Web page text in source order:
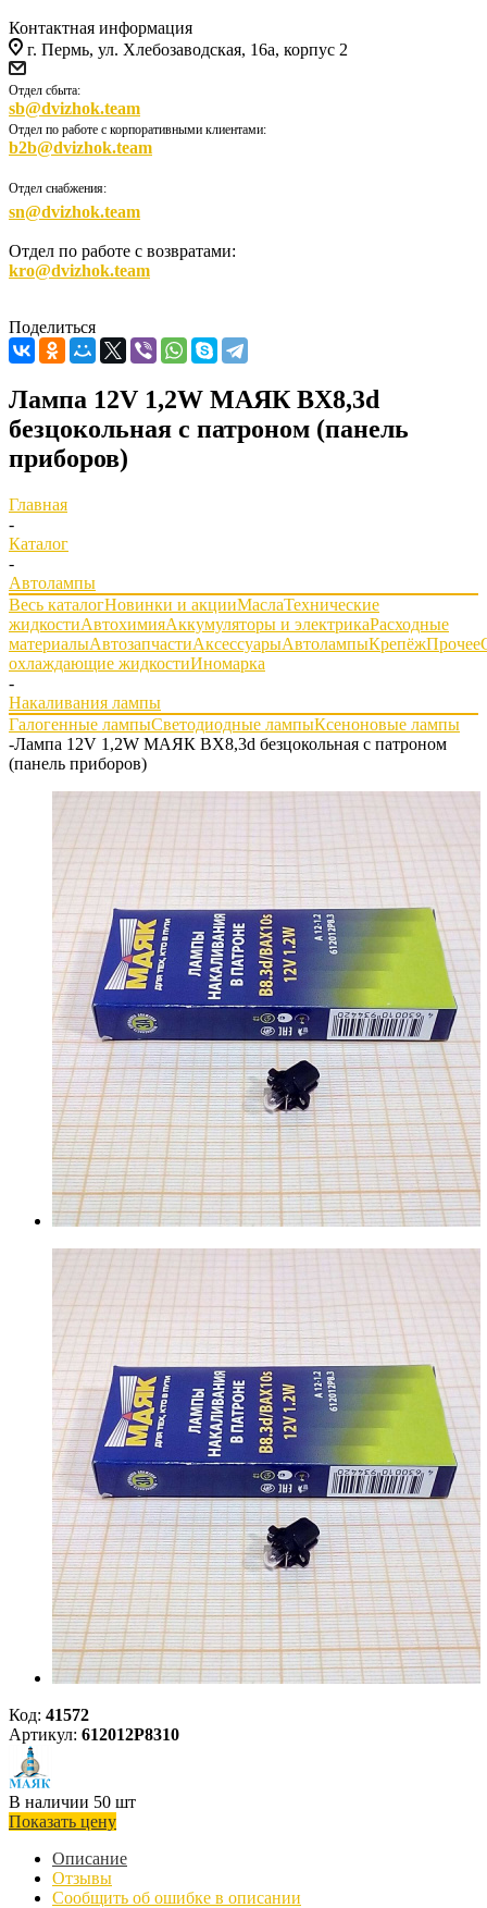
Контактная информация
г. Пермь, ул. Хлебозаводская, 16а, корпус 2
Отдел сбыта:
sb@dvizhok.team
Отдел по работе с корпоративными клиентами:
b2b@dvizhok.team
Отдел снабжения:
sn@dvizhok.team
Отдел по работе с возвратами:
kro@dvizhok.team
Поделиться
Лампа 12V 1,2W МАЯК BX8,3d
безцокольная с патроном (панель
приборов)
Главная
-
Каталог
-
Автолампы
Весь каталогНовинки и акцииМаслаТехнические
жидкостиАвтохимияАккумуляторы и электрикаРасходные
материалыАвтозапчастиАксессуарыАвтолампыКрепёжПрочее
охлаждающие жидкостиИномарка
-
Накаливания лампы
Галогенные лампыСветодиодные лампыКсеноновые лампы
-Лампа 12V 1,2W МАЯК BX8,3d безцокольная с патроном
(панель приборов)
Код: 41572
Артикул: 612012P8310
В наличии 50 шт
Показать цену
Описание
Отзывы
Сообщить об ошибке в описании